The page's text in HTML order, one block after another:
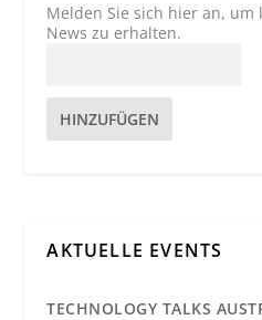
Melden Sie sich hier an,
News zu erhalten.
HINZUFÜGEN
AKTUELLE EVENTS
TECHNOLOGY TALKS